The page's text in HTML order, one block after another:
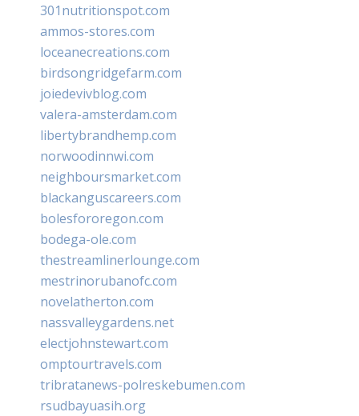
301nutritionspot.com
ammos-stores.com
loceanecreations.com
birdsongridgefarm.com
joiedevivblog.com
valera-amsterdam.com
libertybrandhemp.com
norwoodinnwi.com
neighboursmarket.com
blackanguscareers.com
bolesfororegon.com
bodega-ole.com
thestreamlinerlounge.com
mestrinorubanofc.com
novelatherton.com
nassvalleygardens.net
electjohnstewart.com
omptourtravels.com
tribratanews-polreskebumen.com
rsudbayuasih.org